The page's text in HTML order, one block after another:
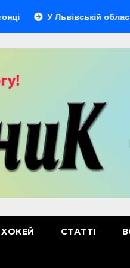
У Львівській області
ХОКЕЙ СТАТТІ